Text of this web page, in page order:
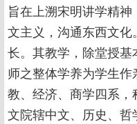
旨在上溯宋明讲学精
文主义，沟通东西文
长。其教学，除堂授
师之整体学养为学生
教、经济、商学四系，
文院辖中文、历史、